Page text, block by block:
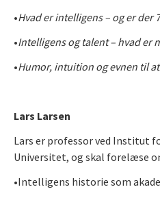
•Hvad er intelligens – og er der
•Intelligens og talent – hvad er
•Humor, intuition og evnen til
Lars Larsen
Lars er professor ved Institut
Universitet, og skal forelæse
•Intelligens historie som